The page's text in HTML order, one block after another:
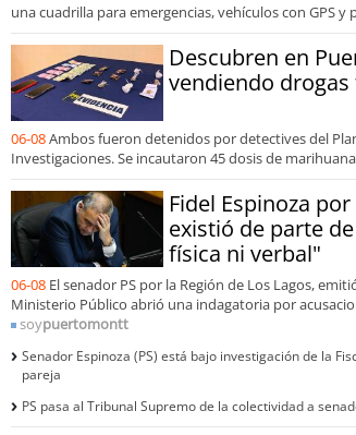
una cuadrilla para emergencias, vehículos con GPS y
Descubren en
vendiendo
06-08Ambos fueron detenidos por detectives del
Investigaciones. Se incautaron 45 dosis de
Fidel Espinoza
existió de parte
física ni verbal"
06-08 El senador PS por la Región de Los Lagos,
Ministerio Público abrió una indagatoria por
soypuertomontt
Senador Espinoza (PS) está bajo investigación de la
pareja
PS pasa al Tribunal Supremo de la colectividad a